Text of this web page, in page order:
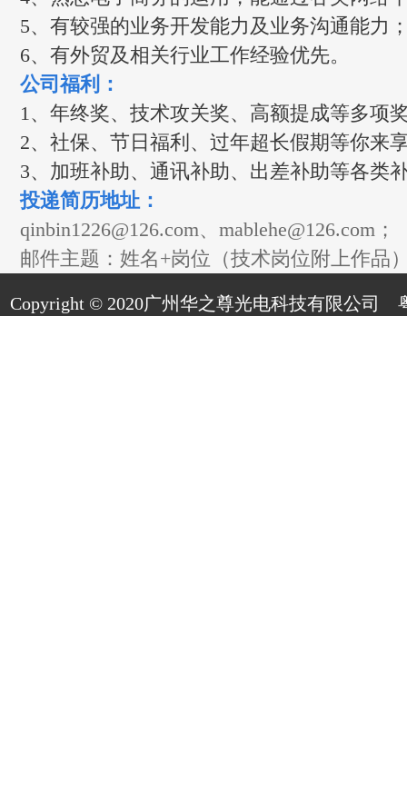
5、有较强的业务开发能力及业务沟通能力
6、有外贸及相关行业工作经验优先。
公司福利：
1、年终奖、技术攻关奖、高额提成等多项
2、社保、节日福利、过年超长假期等你来
3、加班补助、通讯补助、出差补助等各类
投递简历地址：
qinbin1226@126.com、mablehe@126.com；
邮件主题：姓名+岗位（技术岗位附上作品
Copyright © 2020广州华之尊光电科技有限公司